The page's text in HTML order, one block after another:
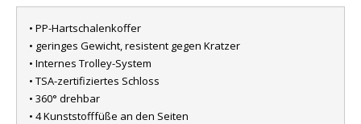
• PP-Hartschalenkoffer
• geringes Gewicht, resistent gegen Kratzer
• Internes Trolley-System
• TSA-zertifiziertes Schloss
• 360° drehbar
• 4 Kunststofffüße an den Seiten